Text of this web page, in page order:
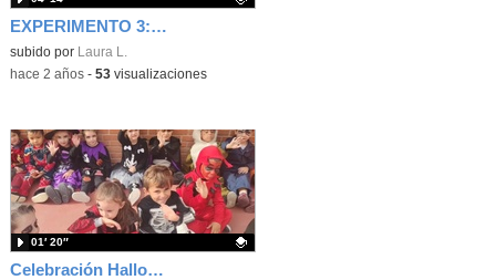
EXPERIMENTO 3: EFECTO LLUVIA
Contenido educativo.
subido por Laura L.
-hace 2 años- 53visualizaciones
Celebración Halloween 2022
01′ 20″